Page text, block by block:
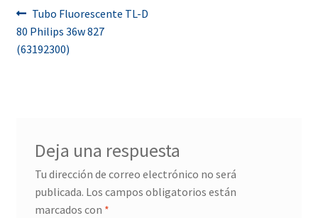
Navegación
de
Anterior:
Tubo Fluorescente TL-D
80 Philips 36w 827
(63192300)
Deja una respuesta
Tu dirección de correo electrónico no será
publicada. Los campos obligatorios están
marcados con *